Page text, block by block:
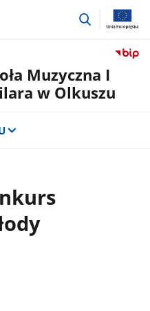
przejdź
Muzyczna I
w Olkuszu